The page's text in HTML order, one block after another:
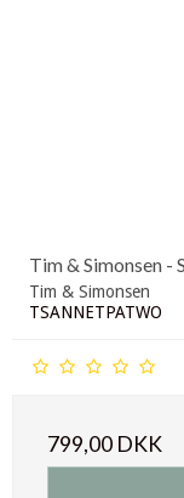
Tim & Simonsen -
Tim & Simonsen
TSANNETPATWO
799,00 DKK